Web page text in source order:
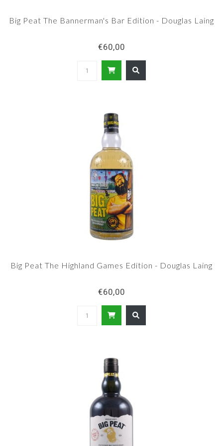
Big Peat The Bannerman's Bar Edition - Douglas Laing
€60,00
Big Peat The Highland Games Edition - Douglas Laing
€60,00